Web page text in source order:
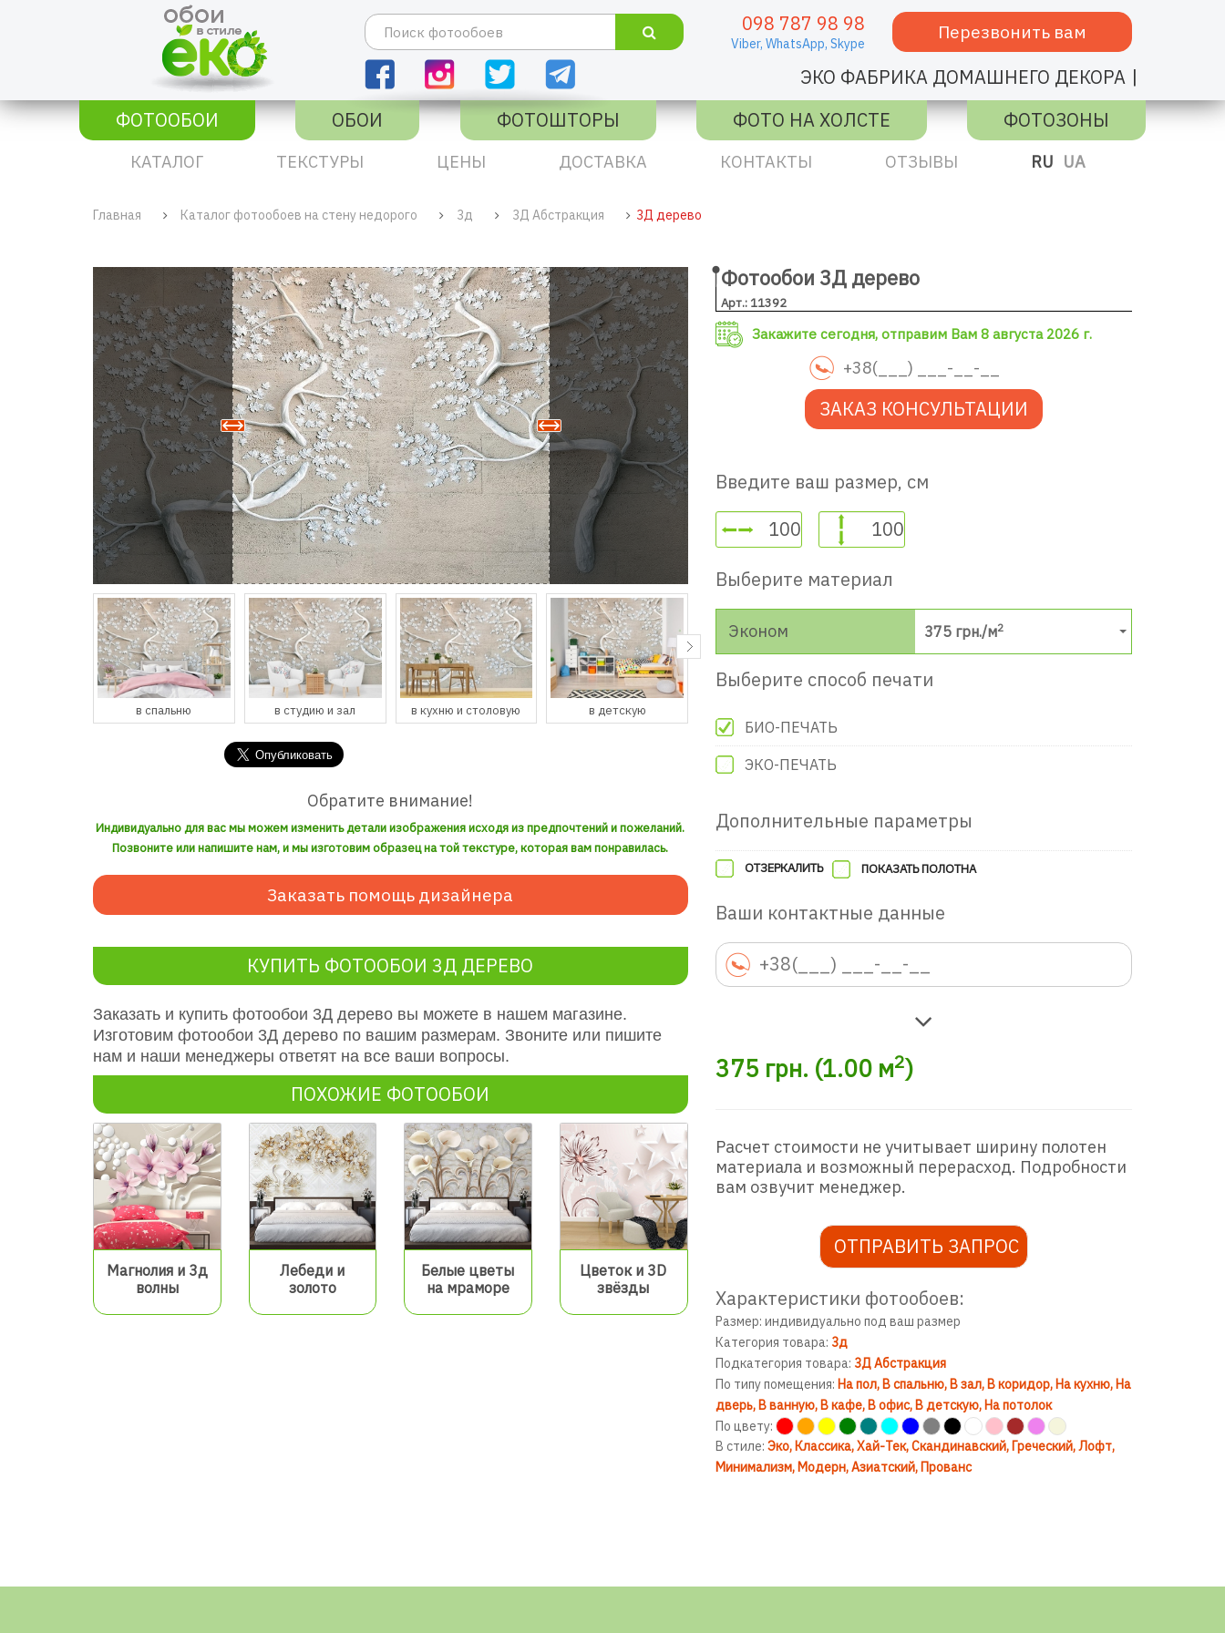
098 787 98 98
Viber, WhatsApp, Skype
Перезвонить вам
ЭКО ФАБРИКА ДОМАШНЕГО ДЕКОРА |
ФОТООБОИ
ОБОИ ФОТОШТОРЫ ФОТО НА ХОЛСТЕ ФОТОЗОНЫ
КАТАЛОГ ТЕКСТУРЫ ЦЕНЫ ДОСТАВКА КОНТАКТЫ ОТЗЫВЫ RU UA
Главная Каталог фотообоев на стену недорого 3д 3Д Абстракция 3Д дерево
в студию и зал в кухню и столовую в детскую в гостевую
Обратите внимание!
Индивидуально для вас мы можем изменить детали изображения исходя из предпочтений и пожеланий.
Позвоните или напишите нам, и мы изготовим образец на той текстуре, которая вам понравилась.
Заказать помощь дизайнера
КУПИТЬ ФОТООБОИ 3Д ДЕРЕВО
Заказать и купить фотообои 3Д дерево вы можете в нашем магазине.
Изготовим фотообои 3Д дерево по вашим размерам. Звоните или пишите
нам и наши менеджеры ответят на все ваши вопросы.
ПОХОЖИЕ ФОТООБОИ
Магнолия и 3д
волны
Лебеди и
золото
Белые цветы
на мраморе
Цветок и 3D
звёзды
Фотообои 3Д дерево
Арт.: 11392
Закажите сегодня, отправим Вам 8 августа 2026 г.
ЗАКАЗ КОНСУЛЬТАЦИИ
Введите ваш размер, см
Выберите материал
Эконом 375 грн./м2
Выберите способ печати
БИО-ПЕЧАТЬ
ЭКО-ПЕЧАТЬ
Дополнительные параметры
ОТЗЕРКАЛИТЬ ПОКАЗАТЬ ПОЛОТНА
Ваши контактные данные
375 грн. (1.00м2)
Расчет стоимости не учитывает ширину полотен
материала и возможный перерасход. Подробности
вам озвучит менеджер.
ОТПРАВИТЬ ЗАПРОС
Характеристики фотообоев:
Размер: индивидуально под ваш размер
Категория товара: 3д
Подкатегория товара: 3Д Абстракция
По типу помещения: На пол В спальню В зал В коридор На кухню На
дверь В ванную В кафе В офис В детскую На потолок
По цвету:
В стиле: Эко Классика Хай-Тек Скандинавский Греческий Лофт
Минимализм Модерн Азиатский Прованс